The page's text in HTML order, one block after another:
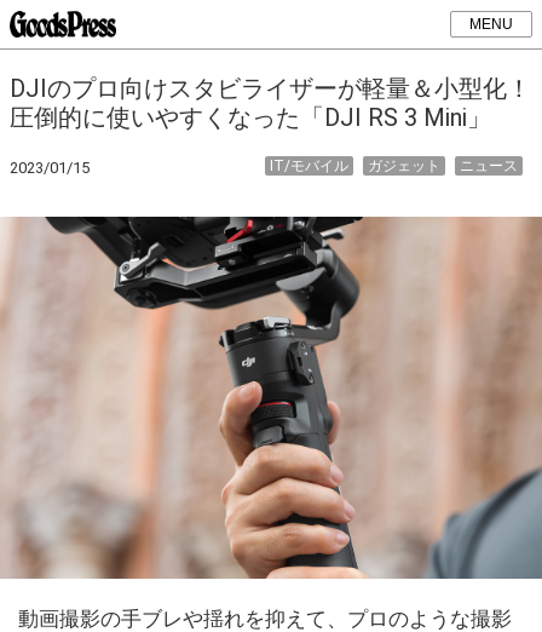
MENU
DJIのプロ向けスタビライザーが軽量＆小型化！
圧倒的に使いやすくなった「DJI RS 3 Mini」
2023/01/15 ニュース
ガジェット
IT/モバイル
動画撮影の手ブレや揺れを抑えて、プロのような撮影